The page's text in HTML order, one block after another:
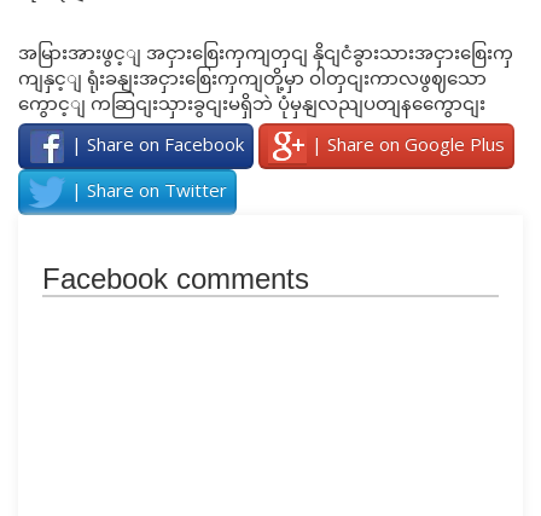
အမြားအားဖွင့ျ အငှားစြေးကှကျတှငျ နိုငျငံခွားသားအငှားစြေးကှ
ကျနှင့ျ ရုံးခနျးအငှားစြေးကှကျတို့မှာ ဝါတှငျးကာလဖွဈသော
ကွောင့ျ ကဆြငျးသှားခွငျးမရှိဘဲ ပုံမှနျလညျပတျနကွေောငျး
| Share on Facebook
| Share on Google Plus
| Share on Twitter
Facebook comments